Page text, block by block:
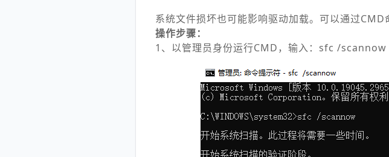
系统文件损坏也可能影响驱动加载。可以通过CMD
操作步骤：
1、以管理员身份运行CMD，输入：sfc /scannow